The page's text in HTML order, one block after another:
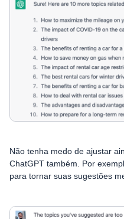
Não tenha medo de ajustar
ChatGPT também. Por
para tornar suas sugestões